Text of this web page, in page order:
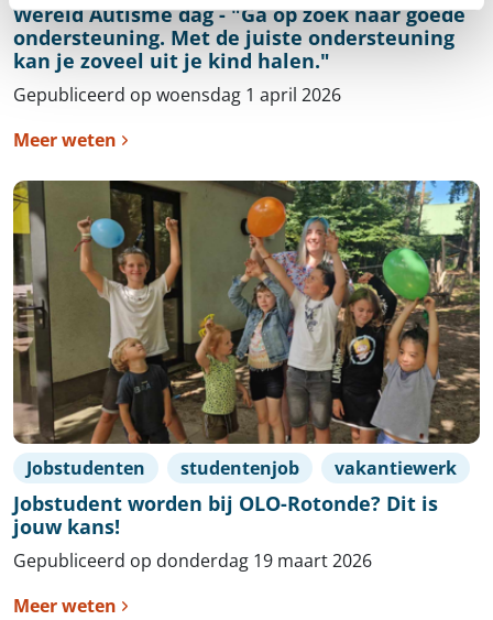
Wereld Autisme dag - "Ga op zoek naar goede
ondersteuning. Met de juiste ondersteuning
kan je zoveel uit je kind halen."
Gepubliceerd op woensdag 1 april 2026
Meer weten
Jobstudenten studentenjob vakantiewerk
Jobstudent worden bij OLO-Rotonde? Dit is
jouw kans!
Gepubliceerd op donderdag 19 maart 2026
Meer weten